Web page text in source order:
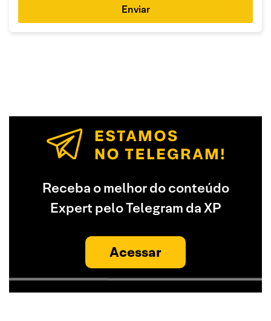
Enviar
Receba o melhor do conteúdo
Expert pelo Telegram da XP
Acessar